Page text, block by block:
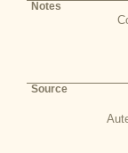
Notes
Source